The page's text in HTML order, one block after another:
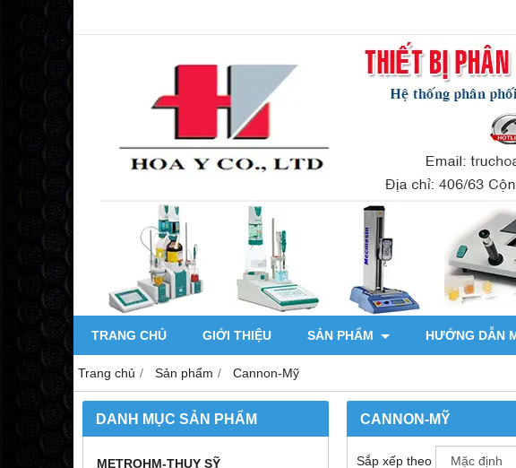
TRANG CHỦ GIỚI THIỆU SẢN PHẨM HƯỚNG DẪN
Trang chủ Sản phẩm Cannon-Mỹ
DANH MỤC SẢN PHẨM
METROHM-THỤY SỸ
CANNON-MỸ
Sắp xếp theo